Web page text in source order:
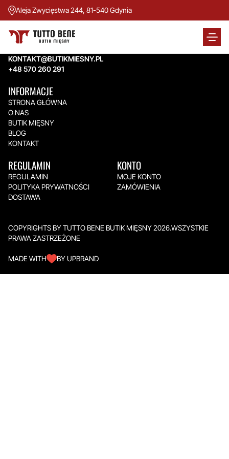
Aleja Zwycięstwa 244, 81-540 Gdynia
TUTTO BENE BUTIK MIĘSNY
Aleja Zwycięstwa 244,
KONTAKT@BUTIKMIESNY.PL
+48 570 260 291
INFORMACJE
STRONA GŁÓWNA
O NAS
BUTIK MIĘSNY
BLOG
KONTAKT
REGULAMIN
REGULAMIN
POLITYKA PRYWATNOŚCI
DOSTAWA
KONTO
MOJE KONTO
ZAMÓWIENIA
COPYRIGHTS BY TUTTO BENE BUTIK MIĘSNY 2026.WSZYSTKIE
PRAWA ZASTRZEŻONE
MADE WITH BY UPBRAND